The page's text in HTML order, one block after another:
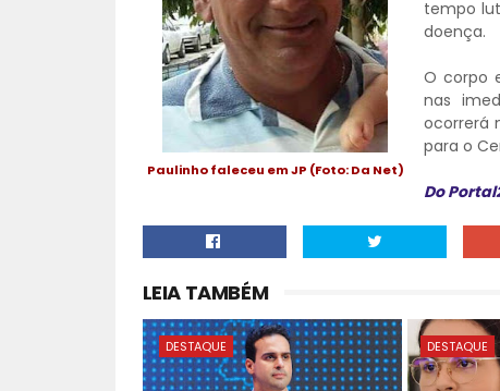
Paulinho faleceu em JP (Foto: Da Net)
tempo
doença.
O corpo
nas
ocorrerá
para o
Do
LEIA TAMBÉM
DESTAQUE DESTAQUE